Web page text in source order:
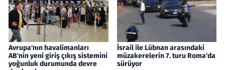
Avrupa'nın havalimanları
AB'nin yeni giriş çıkış sistemini
yoğunluk durumunda devre
İsrail ile Lübnan arasındaki
müzakerelerin 7. turu Roma'da
sürüyor